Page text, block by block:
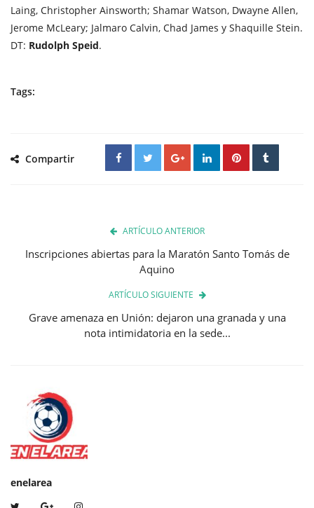
Laing, Christopher Ainsworth; Shamar Watson, Dwayne Allen,
Jerome McLeary; Jalmaro Calvin, Chad James y Shaquille Stein.
DT: Rudolph Speid.
Tags:
Compartir
ARTÍCULO ANTERIOR
Inscripciones abiertas para la Maratón Santo Tomás de
Aquino
ARTÍCULO SIGUIENTE
Grave amenaza en Unión: dejaron una granada y una
nota intimidatoria en la sede...
enelarea